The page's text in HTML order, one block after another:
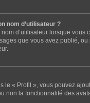
nom d’utilisateur ?
d’utilisateur lorsque
que vous avez publié,
le « Profil », vous pouvez
non la fonctionnalité des